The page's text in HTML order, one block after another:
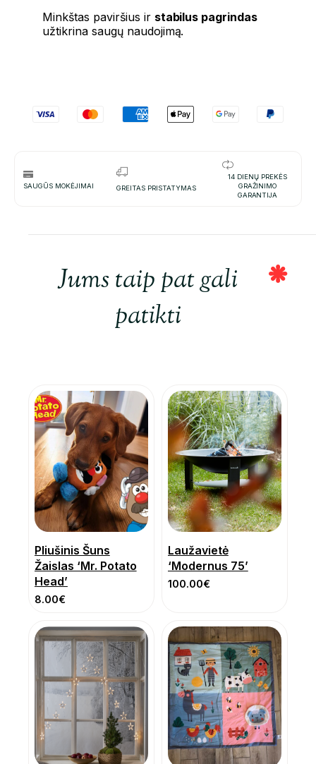
Minkštas paviršius ir stabilus pagrindas
užtikrina saugų naudojimą.
SAUGŪS MOKĖJIMAI GREITAS PRISTATYMAS
14 DIENŲ PREKĖS
GRAŽINIMO
GARANTIJA
Jums taip pat gali
patikti
Pliušinis Šuns
Žaislas ‘Mr. Potato
Head’
8.00€
Laužavietė
‘Modernus 75’
100.00€